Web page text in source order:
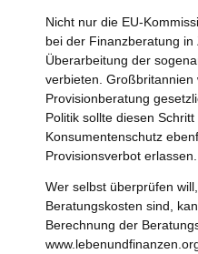
Nicht nur die EU-
bei der Finanzberatung
Überarbeitung der
verbieten. Großbritannien
Provisionberatung
Politik sollte diesen
Konsumentenschutz
Provisionsverbot erlassen.
Wer selbst überprüfen
Beratungskosten sind,
Berechnung der